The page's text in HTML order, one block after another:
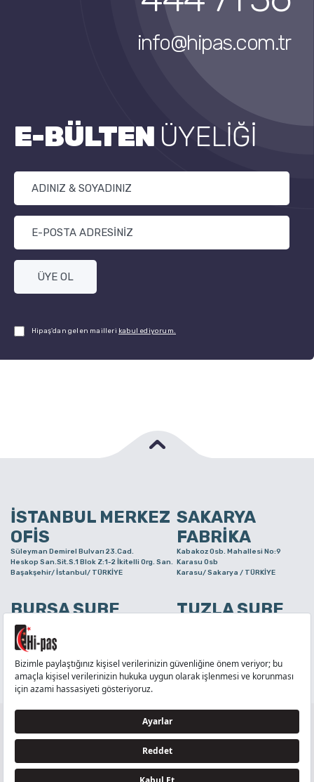
info@hipas.com.tr
E-BÜLTEN ÜYELİĞİ
ÜYE OL
Hipaş'dan gelen mailleri kabul ediyorum.
İSTANBUL MERKEZ
OFİS
SAKARYA
FABRİKA
Süleyman Demirel Bulvarı 23.Cad.
Heskop San.Sit.S.1 Blok Z:1-2 İkitelli Org. San.
Başakşehir/ İstanbul/ TÜRKİYE
Kabakoz Osb. Mahallesi No:9
Karasu Osb
Karasu/ Sakarya / TÜRKİYE
BURSA ŞUBE TUZLA ŞUBE
Alaaddinbey Mah. Ayfatma Cad. No.11 A/C
Sam.3 Plaza B Blok Nilüfer/ Bursa/ TÜRKİYE
TELEFON :
444 71 36
TÜM HAKLARI Hİ-PAŞ PLASTİK EŞYA TİC. VE SAN. LTD. ŞTİ..’E AİTTİR